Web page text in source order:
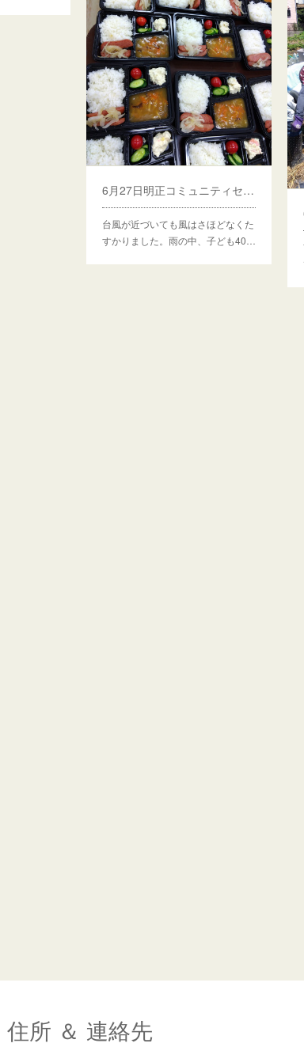
6月27日明正コミュニティセンターでひよっこ食堂しました
台風が近づいても風はさほどなくた
すかりました。雨の中、子ども40…
住所 ＆ 連絡先